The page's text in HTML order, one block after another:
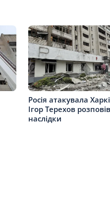
Росія атакувала
Ігор Терехов
наслідки